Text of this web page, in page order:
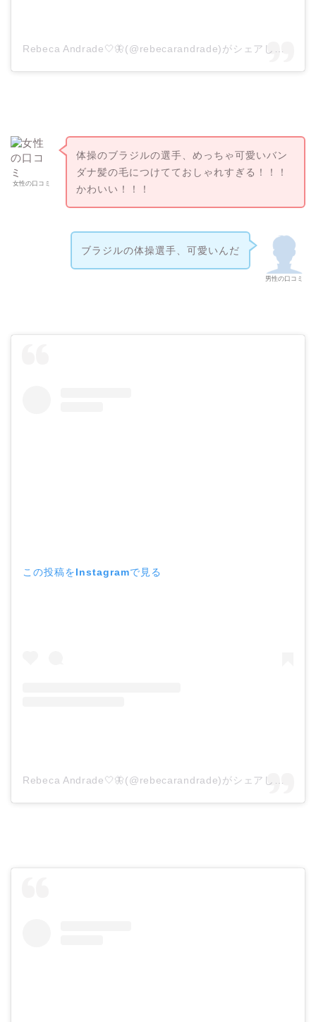
Rebeca Andrade🤍🦋(@rebecarandrade)がシェアした投稿
女性の口コミ
体操のブラジルの選手、めっちゃ可愛いバン
ダナ髪の毛につけてておしゃれすぎる！！！
かわいい！！！
男性の口コミ
ブラジルの体操選手、可愛いんだ
この投稿をInstagramで見る